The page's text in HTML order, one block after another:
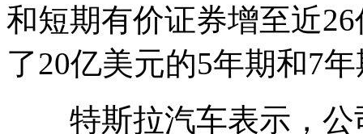
和短期有价证券增至近
了20亿美元的5年期和7
特斯拉汽车表示，公